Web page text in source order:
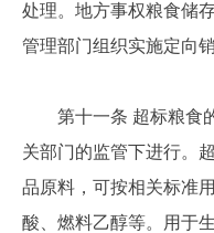
处理。地方事权粮食储
管理部门组织实施定向销
第十一条 超标粮食
关部门的监管下进行。
品原料，可按相关标准
酸、燃料乙醇等。用于